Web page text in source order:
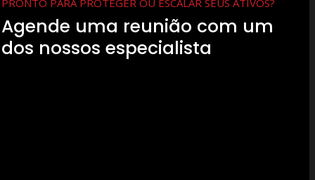
Agende uma reunião com um
dos nossos especialista